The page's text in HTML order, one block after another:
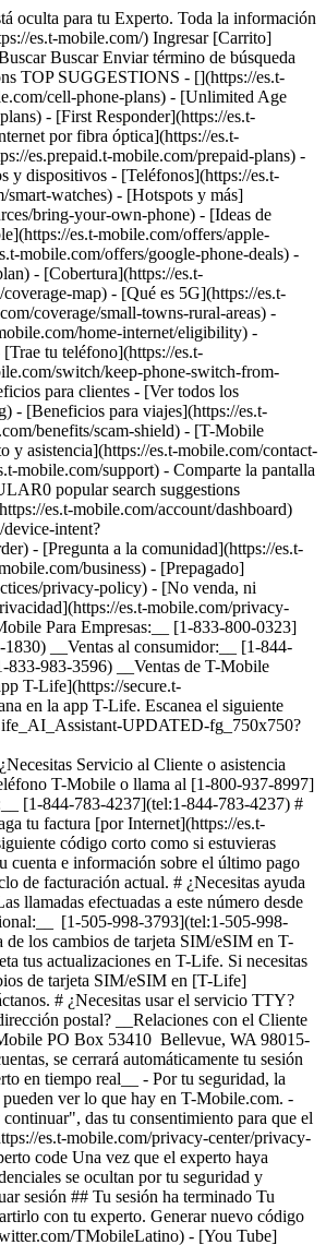
de 4 a.m. a 12 a.m., hora del Pacífico. # ¿Necesitas Servicio al Cliente o asistencia técnica? Los representantes de Servicio al Cliente están disponibles todos los días de 4 a.m. a 9 p.m., hora del Pacífico. __Servicio al cliente:__ Marca 611 desde tu teléfono T-Mobile o llama al [1-800-937-8997](tel:1-800-937-8997) __Asistencia técnica de Internet 5G residencial de T-Mobile:__ [1-844-275-9310](tel:1-844-275-9310) __Asistencia técnica de T-Mobile Fiber:__ [1-844-783-4237](tel:1-844-783-4237) # ¿Tienes que pagar una factura? Paga tu factura [por Internet](https://es.t-mobile.com/payment/one-time-payment) o llama al 1-[800-937-8997](tel:1-800-937-8997) Paga tu factura [por Internet](https://es.t-mobile.com/payment/one-time-payment) o llama al 1-[800-937-8997](tel:1-800-937-8997) # ¿Quieres ayuda directamente desde tu teléfono? Simplemente marca el siguiente código corto como si estuvieras haciendo una llamada telefónica, toca "Enviar" y te daremos la información que necesitas. ¡Es rápido, fácil y gratis! __#BAL# (#225#)__: para conocer el saldo de tu cuenta e información sobre el último pago recibido. __#MIN# (#646#)__: para conocer tu uso de minutos para el ciclo de facturación actual. __#MSG# (#674#)__: para conocer tu uso de mensajes para el ciclo de facturación actual. # ¿Necesitas ayuda mientras viajas a otro país? Todas las llamadas a este número realizadas desde un teléfono de T-Mobile no tendrán cargos de roaming, tiempo aire ni larga distancia. Las llamadas efectuadas a este número desde líneas fijas y teléfonos que no sean de T-Mobile incurrirán en cargos por larga distancia internacional y otros cargos que correspondan. __Servicio al Cliente internacional:__ [1-505-998-3793](tel:1-505-998-3793) # ¿Necesitas ayuda con tu tarjeta SIM? Implementamos medidas de seguridad adicionales para proteger a nuestros clientes. Ahora puedes completar la mayoría de los cambios de tarjeta SIM/eSIM en T-Life. Para completar tu cambio en la app, visita T-Life > Cuenta > Detalles del dispositivo > Activar o cambiar tarjeta SI